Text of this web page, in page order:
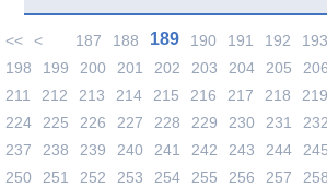
<< < 187 188 189 190 191 192 193
198
199 200 201 202 203 204 205 206
211
212 213 214 215 216 217 218 219
224
225 226 227 228 229 230 231 232
237
238 239 240 241 242 243 244 245
250
251 252 253 254 255 256 257 258